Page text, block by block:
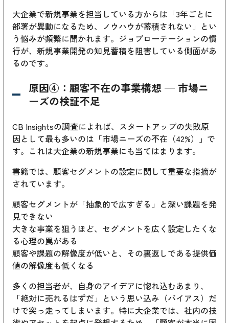
大企業で新規事業を担当している方からは「3年ごとに
部署が異動になるため、ノウハウが蓄積されない」とい
う悩みが頻繁に聞かれます。ジョブローテーションの慣
行が、新規事業開発の知見蓄積を阻害している側面があ
るのです。
原因④：顧客不在の事業構想 — 市場ニ
ーズの検証不足
CB Insightsの調査によれば、スタートアップの失敗原
因として最も多いのは「市場ニーズの不在（42%）」で
す。これは大企業の新規事業にも当てはまります。
書籍では、顧客セグメントの設定に関して重要な指摘が
されています。
顧客セグメントが「抽象的で広すぎる」と深い課題を発
見できない
大きな事業を狙うほど、セグメントを広く設定したくな
る心理の罠がある
顧客や課題の解像度が低いと、その裏返しである提供価
値の解像度も低くなる
多くの担当者が、自身のアイデアに惚れ込むあまり、
「絶対に売れるはずだ」という思い込み（バイアス）だ
けで突っ走ってしまいます。特に大企業では、社内の技